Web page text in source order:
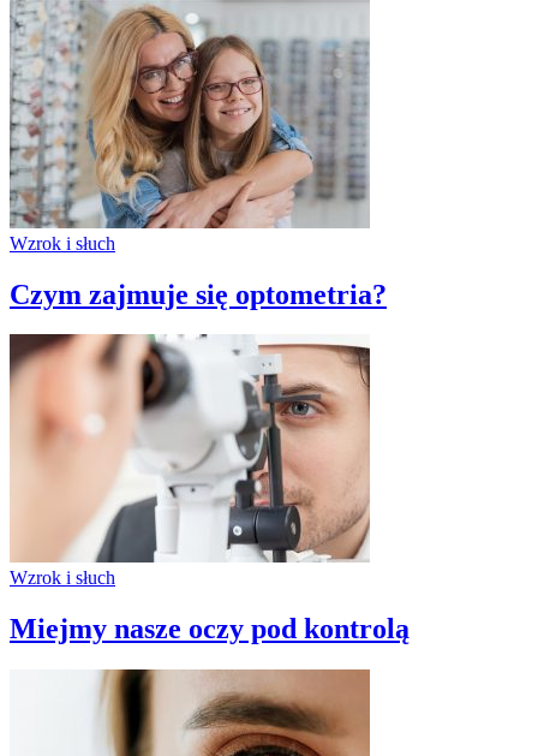
Wzrok i słuch
Czym zajmuje się optometria?
Wzrok i słuch
Miejmy nasze oczy pod kontrolą